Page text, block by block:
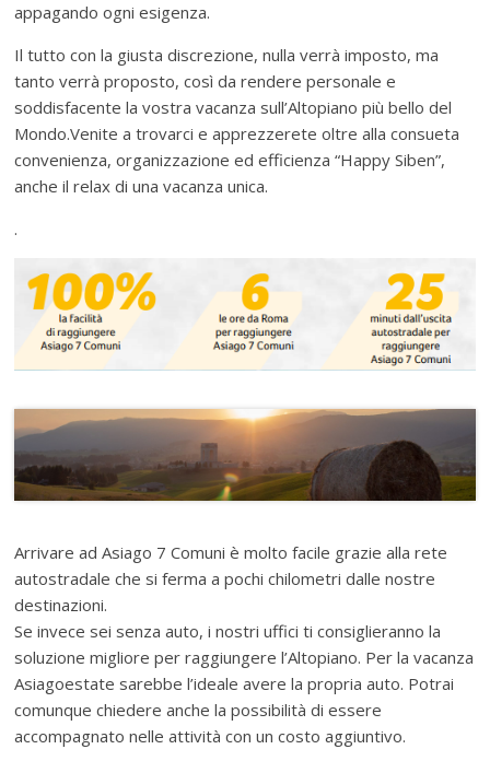
appagando ogni esigenza.
Il tutto con la giusta discrezione, nulla verrà imposto, ma
tanto verrà proposto, così da rendere personale e
soddisfacente la vostra vacanza sull’Altopiano più bello del
Mondo.Venite a trovarci e apprezzerete oltre alla consueta
convenienza, organizzazione ed efficienza “Happy Siben”,
anche il relax di una vacanza unica.
.
Arrivare ad Asiago 7 Comuni è molto facile grazie alla rete
autostradale che si ferma a pochi chilometri dalle nostre
destinazioni.
Se invece sei senza auto, i nostri uffici ti consiglieranno la
soluzione migliore per raggiungere l’Altopiano. Per la vacanza
Asiagoestate sarebbe l’ideale avere la propria auto. Potrai
comunque chiedere anche la possibilità di essere
accompagnato nelle attività con un costo aggiuntivo.